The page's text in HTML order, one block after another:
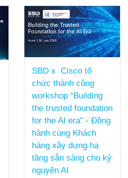
SBD x Cisco tổ
chức thành công
workshop “Building
the trusted foundation
for the AI era” - Đồng
hành cùng Khách
hàng xây dựng hạ
tầng sẵn sàng cho kỷ
nguyên AI